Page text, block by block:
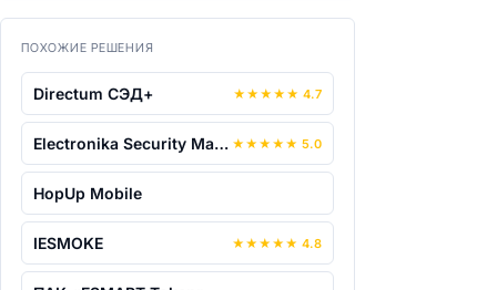
ПОХОЖИЕ РЕШЕНИЯ
Directum СЭД+ ★ ★ ★ ★ ★ 4.7
Electronika Security Manager ★ ★ ★ ★ ★ 5.0
HopUp Mobile
IESMOKE ★ ★ ★ ★ ★ 4.8